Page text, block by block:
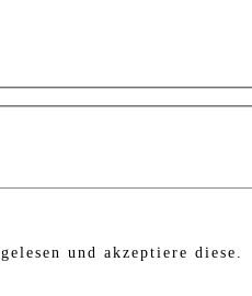
gelesen und akzeptiere diese.